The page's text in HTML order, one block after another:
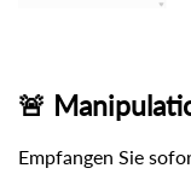
🚨
Empfangen Sie